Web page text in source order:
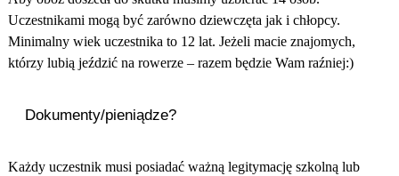
Uczestnikami mogą być zarówno dziewczęta jak i chłopcy.
Minimalny wiek uczestnika to 12 lat. Jeżeli macie znajomych,
którzy lubią jeździć na rowerze – razem będzie Wam raźniej:)
Dokumenty/pieniądze?
Każdy uczestnik musi posiadać ważną legitymację szkolną lub